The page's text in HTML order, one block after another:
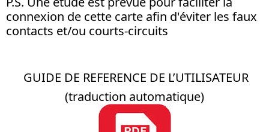
connexion de cette carte afin d'éviter les faux
contacts et/ou courts-circuits
GUIDE DE REFERENCE DE L’UTILISATEUR
(traduction automatique)